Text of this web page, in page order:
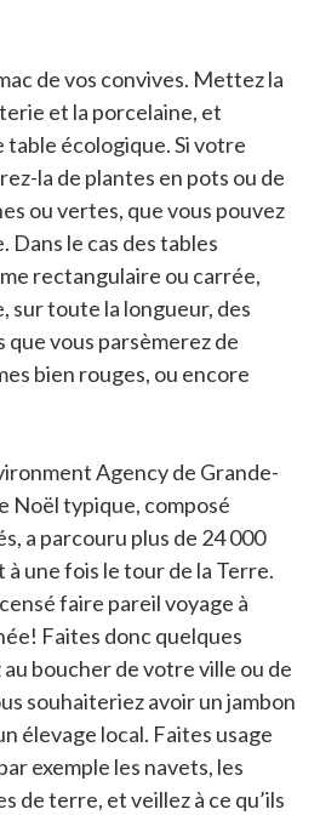
de vos convives. Mettez la
et la porcelaine, et
table écologique. Si votre
la de plantes en pots ou de
ou vertes, que vous pouvez
Dans le cas des tables
rectangulaire ou carrée,
sur toute la longueur, des
vous parsèmerez de
bien rouges, ou encore
Agency de Grande-
Noël typique, composé
a parcouru plus de 24 000
à une fois le tour de la Terre.
faire pareil voyage à
Faites donc quelques
boucher de votre ville ou de
souhaiteriez avoir un jambon
élevage local. Faites usage
exemple les navets, les
de terre, et veillez à ce qu’ils